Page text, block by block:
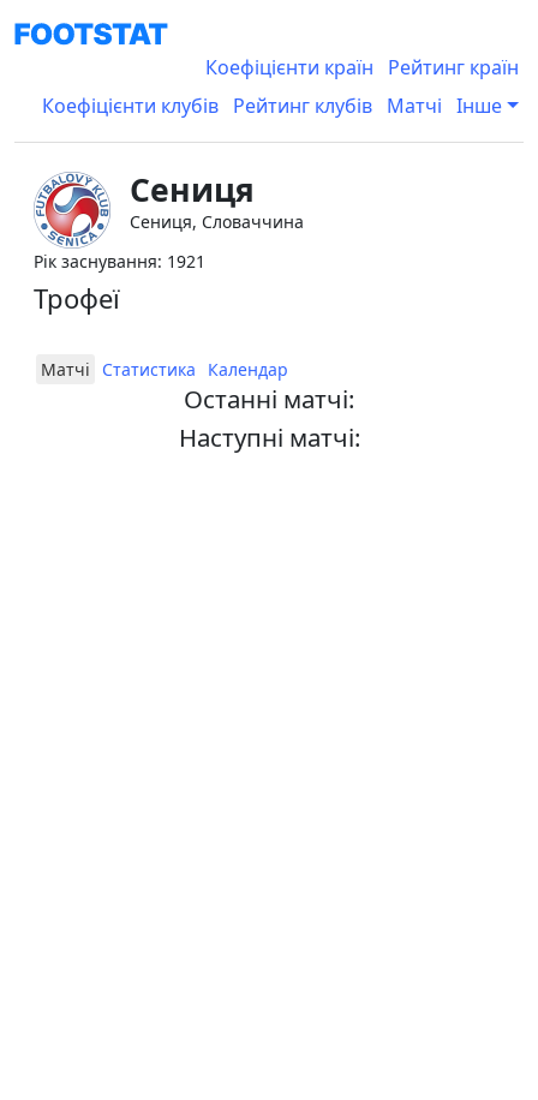
Коефіцієнти країн
Рейтинг країн
Коефіцієнти клубів Рейтинг клубів Матчі Інше
Сениця
Сениця, Словаччина
Рік заснування: 1921
Трофеї
Матчі Статистика Календар
Останні матчі:
Наступні матчі: